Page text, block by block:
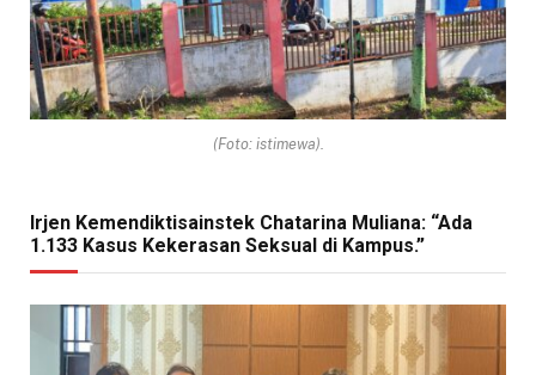
(Foto: istimewa).
Irjen Kemendiktisainstek Chatarina Muliana: “Ada
1.133 Kasus Kekerasan Seksual di Kampus.”